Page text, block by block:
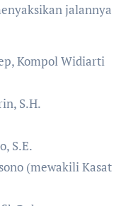
jalannya
Kompol Widiarti
S.H.
S.E.
(mewakili Kasat